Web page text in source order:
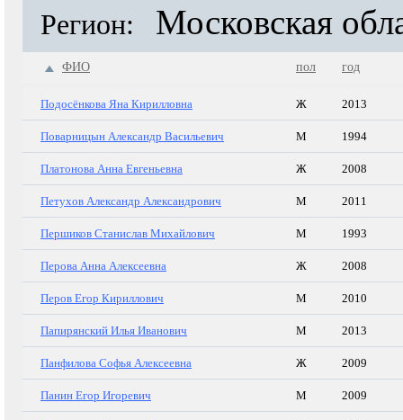
Регион: Московская
ФИО пол год
Подосёнкова Яна Кирилловна Ж 2013
Поварницын Александр Васильевич М 1994
Платонова Анна Евгеньевна Ж 2008
Петухов Александр Александрович М 2011
Першиков Станислав Михайлович М 1993
Перова Анна Алексеевна Ж 2008
Перов Егор Кириллович М 2010
Папирянский Илья Иванович М 2013
Панфилова Софья Алексеевна Ж 2009
Панин Егор Игоревич М 2009